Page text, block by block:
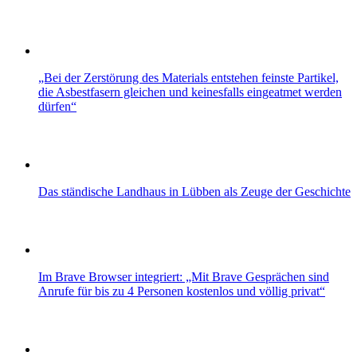
„Bei der Zerstörung des Materials entstehen feinste Partikel,
die Asbestfasern gleichen und keinesfalls eingeatmet werden
dürfen“
Das ständische Landhaus in Lübben als Zeuge der Geschichte
Im Brave Browser integriert: „Mit Brave Gesprächen sind
Anrufe für bis zu 4 Personen kostenlos und völlig privat“